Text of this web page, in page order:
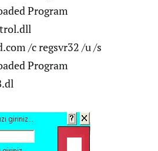
Program
/c regsvr32 /u /s
Program